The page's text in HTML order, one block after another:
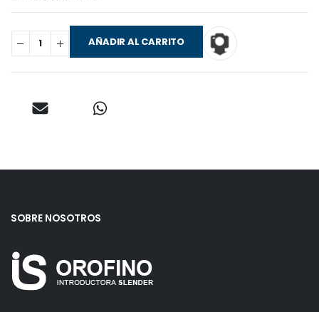
AÑADIR AL CARRITO
SOBRE NOSOTROS